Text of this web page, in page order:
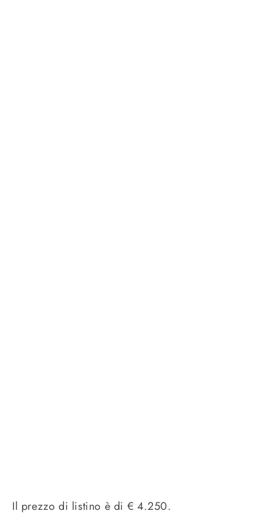
Il prezzo di listino è di € 4.250.